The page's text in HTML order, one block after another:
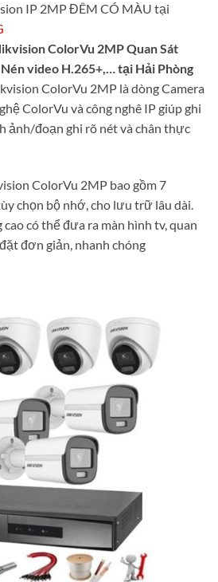
IP 2MP ĐÊM CÓ MÀU tại
ColorVu 2MP Quan Sát
video H.265+,… tại Hải Phòng
ColorVu 2MP là dòng Camera
ColorVu và công nghê IP giúp ghi
ảnh/đoạn ghi rõ nét và chân thực
ColorVu 2MP bao gồm 7
chọn bộ nhớ, cho lưu trữ lâu dài.
có thể đưa ra màn hình tv, quan
đơn giản, nhanh chóng